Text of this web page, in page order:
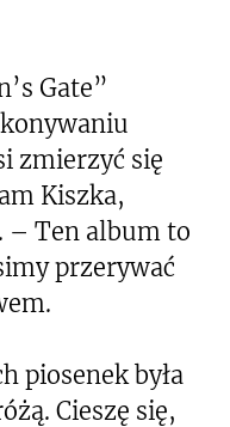
Gate”
zmierzyć się
Kiszka,
– Ten album to
przerywać
piosenek była
Cieszę się,